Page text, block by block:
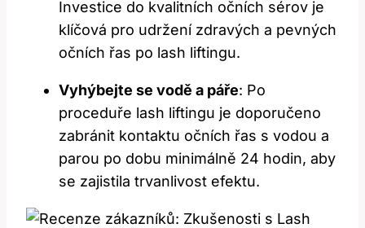
‍Investice ​do kvalitních očních sérov je​
klíčová pro udržení ⁤zdravých a pevných
očních řas po​ lash‍ liftingu.
Vyhýbejte se vodě a páře: Po
proceduře lash liftingu je ​doporučeno
zabránit⁤ kontaktu očních řas s vodou a
parou po dobu minimálně ​24 hodin,‍ aby
se zajistila ⁤trvanlivost efektu.